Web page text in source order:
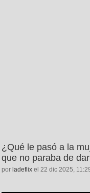
¿Qué le pasó a la
que no paraba de
por ladeflix el 22 dic 2025,